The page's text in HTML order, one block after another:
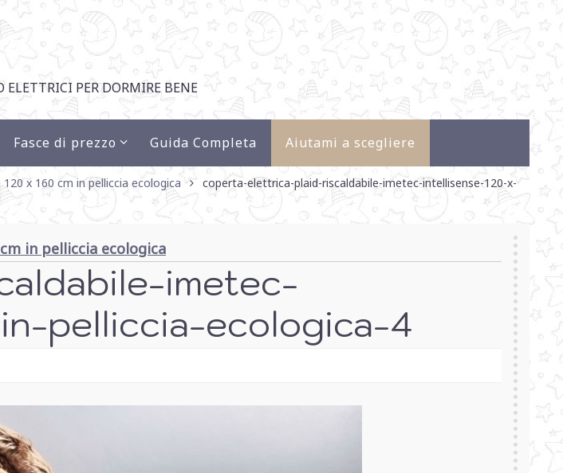
PER DORMIRE BENE
Fasce di prezzo Guida Completa Aiutami a scegliere
x 160 cm in pelliccia ecologica
coperta-elettrica-plaid-riscaldabile-imetec-intellisense-120-x-
in pelliccia ecologica
imetec-
pelliccia-ecologica-4